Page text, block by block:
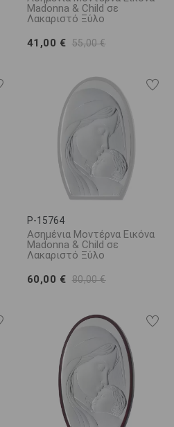
Madonna & Child σε
Λακαριστό Ξύλο
41,00 € 55,00 €
P-15764
Ασημένια Μοντέρνα Εικόνα
Madonna & Child σε
Λακαριστό Ξύλο
60,00 € 80,00 €